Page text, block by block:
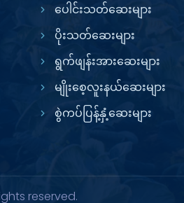
ပေါင်းသတ်ဆေးများ
ပိုးသတ်ဆေးများ
ရွက်ဖျန်းအားဆေးများ
မျိုးစေ့လူးနယ်ဆေးများ
စွဲကပ်ပြန့်နှံ့ဆေးများ
reserved.